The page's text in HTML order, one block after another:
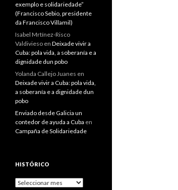
exemplo e solidariedade”
(Francisco Sebio, presidente
da Francisco Villamil)
Isabel Mrtínez-Risco
Valdivieso en Deixade vivir a
Cuba: pola vida, a soberanía e a
dignidade dun pobo
Yolanda Callejo Juanes en
Deixade vivir a Cuba: pola vida,
a soberanía e a dignidade dun
pobo
Enviado desde Galicia un
contedor de ayuda a Cuba en
Campaña de Solidariedade
HISTÓRICO
Histórico